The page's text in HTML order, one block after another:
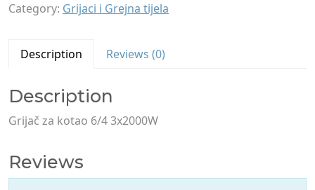
Category: Grijaci i Grejna tijela
Description Reviews (0)
Description
Grijač za kotao 6/4 3x2000W
Reviews